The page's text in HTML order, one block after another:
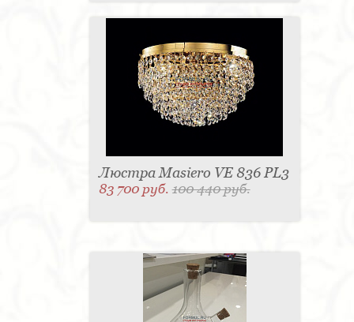
Люстра Masiero VE 836 PL3
83 700 руб.100 440 руб.